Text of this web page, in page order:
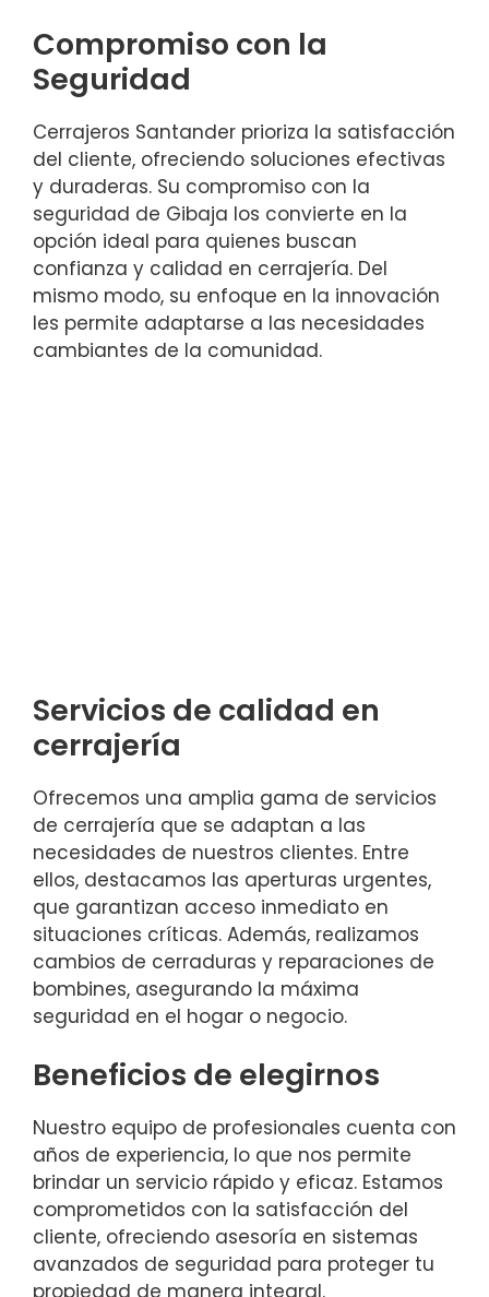
Compromiso con la
Seguridad
Cerrajeros Santander prioriza la satisfacción
del cliente, ofreciendo soluciones efectivas
y duraderas. Su compromiso con la
seguridad de Gibaja los convierte en la
opción ideal para quienes buscan
confianza y calidad en cerrajería. Del
mismo modo, su enfoque en la innovación
les permite adaptarse a las necesidades
cambiantes de la comunidad.
Servicios de calidad en
cerrajería
Ofrecemos una amplia gama de servicios
de cerrajería que se adaptan a las
necesidades de nuestros clientes. Entre
ellos, destacamos las aperturas urgentes,
que garantizan acceso inmediato en
situaciones críticas. Además, realizamos
cambios de cerraduras y reparaciones de
bombines, asegurando la máxima
seguridad en el hogar o negocio.
Beneficios de elegirnos
Nuestro equipo de profesionales cuenta con
años de experiencia, lo que nos permite
brindar un servicio rápido y eficaz. Estamos
comprometidos con la satisfacción del
cliente, ofreciendo asesoría en sistemas
avanzados de seguridad para proteger tu
propiedad de manera integral.